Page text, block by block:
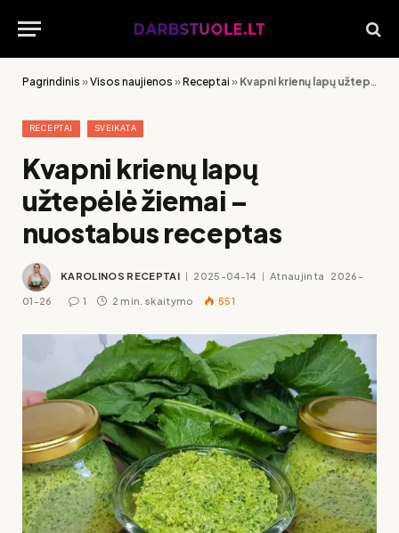
Pagrindinis »Visos naujienos »Receptai » Kvapni krienų lapų užtepėlė žiemai – nuostabus receptas
RECEPTAI SVEIKATA
Kvapni krienų lapų
užtepėlė žiemai –
nuostabus receptas
KAROLINOS RECEPTAI 2025-04-14 Atnaujinta 2026-
01-26 1 2 min. skaitymo 551